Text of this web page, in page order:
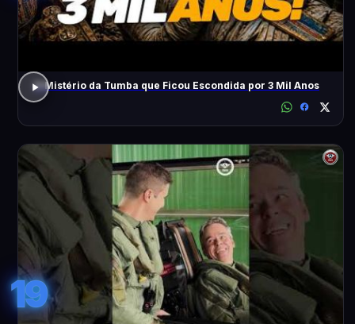
O Mistério da Tumba que Ficou Escondida por 3 Mil Anos
19